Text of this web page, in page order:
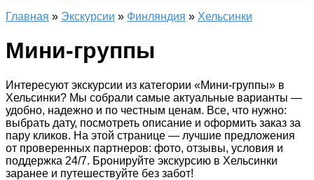
Главная » Экскурсии » Финляндия » Хельсинки
Мини-группы
Интересуют экскурсии из категории «Мини-группы» в
Хельсинки? Мы собрали самые актуальные варианты —
удобно, надежно и по честным ценам. Все, что нужно:
выбрать дату, посмотреть описание и оформить заказ за
пару кликов. На этой странице — лучшие предложения
от проверенных партнеров: фото, отзывы, условия и
поддержка 24/7. Бронируйте экскурсию в Хельсинки
заранее и путешествуйте без забот!